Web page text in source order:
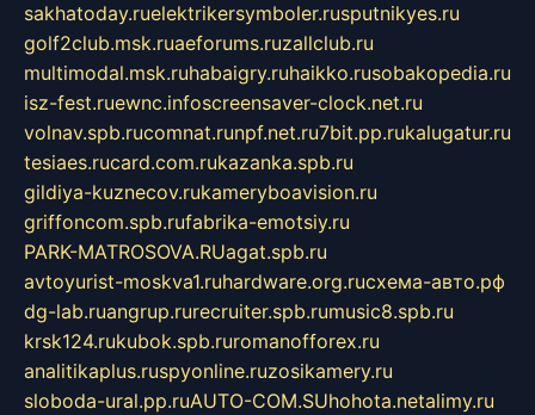
sakhatoday.ruelektrikersymboler.rusputnikyes.ru
golf2club.msk.ruaeforums.ruzallclub.ru
multimodal.msk.ruhabaigry.ruhaikko.rusobakopedia.ru
isz-fest.ruewnc.infoscreensaver-clock.net.ru
volnav.spb.rucomnat.runpf.net.ru7bit.pp.rukalugatur.ru
tesiaes.rucard.com.rukazanka.spb.ru
gildiya-kuznecov.rukameryboavision.ru
griffoncom.spb.rufabrika-emotsiy.ru
PARK-MATROSOVA.RUagat.spb.ru
avtoyurist-moskva1.ruhardware.org.ruсхема-авто.рф
dg-lab.ruangrup.rurecruiter.spb.rumusic8.spb.ru
krsk124.rukubok.spb.ruromanofforex.ru
analitikaplus.ruspyonline.ruzosikamery.ru
sloboda-ural.pp.ruAUTO-COM.SUhohota.netalimy.ru